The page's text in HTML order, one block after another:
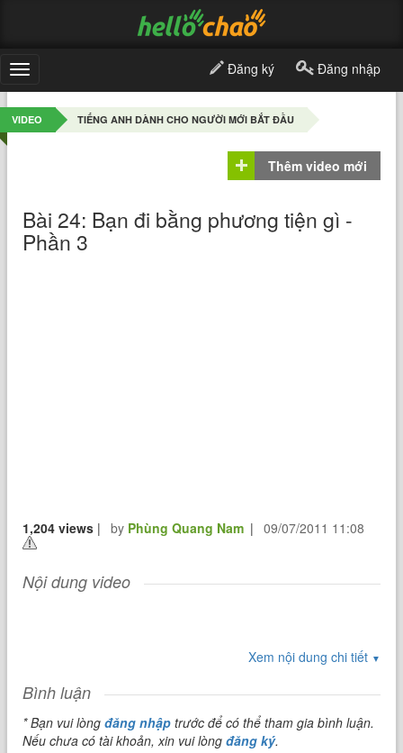
Toggle
navigation
Đăng ký Đăng nhập
VIDEO TIẾNG ANH DÀNH CHO NGƯỜI MỚI BẮT ĐẦU
Thêm video mới
Bài 24: Bạn đi bằng phương tiện gì -
Phần 3
1,204 views | by Phùng Quang Nam | 09/07/2011 11:08
Nội dung video
Xem nội dung chi tiết ▼
Bình luận
* Bạn vui lòngđăng nhập trước để có thể tham gia bình luận.
Nếu chưa có tài khoản, xin vui lòngđăng ký.